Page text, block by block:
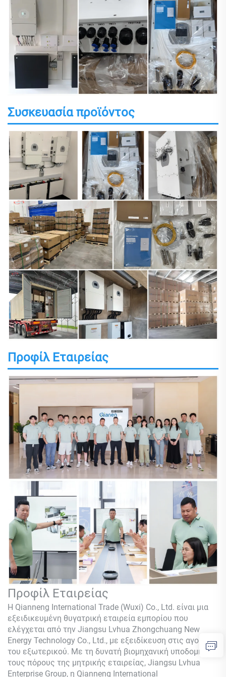
Συσκευασία προϊόντος
Προφίλ Εταιρείας
Προφίλ Εταιρείας
Η Qianneng International Trade (Wuxi) Co., Ltd. είναι μια
εξειδικευμένη θυγατρική εταιρεία εμπορίου που
ελέγχεται από την Jiangsu Lvhua Zhongchuang New
Energy Technology Co., Ltd., με εξειδίκευση στις αγορές
του εξωτερικού. Με τη δυνατή βιομηχανική υποδομή και
τους πόρους της μητρικής εταιρείας, Jiangsu Lvhua
Enterprise Group, η Qianneng International